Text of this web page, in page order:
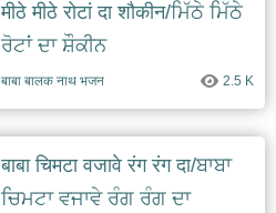
मीठे मीठे रोटां दा शौकीन/ਮਿੱਠੇ ਮਿੱਠੇ
ਰੋਟਾਂ ਦਾ ਸ਼ੌਕੀਨ
बाबा बालक नाथ भजन 2.5 K
बाबा चिमटा वजावे रंग रंग दा/ਬਾਬਾ
ਚਿਮਟਾ ਵਜਾਵੇ ਰੰਗ ਰੰਗ ਦਾ